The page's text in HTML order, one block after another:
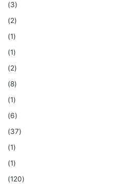
(3)
(2)
(1)
(1)
(2)
(8)
(1)
(6)
(37)
(1)
(1)
(120)